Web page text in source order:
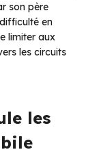
son père
en
limiter aux
les circuits
les